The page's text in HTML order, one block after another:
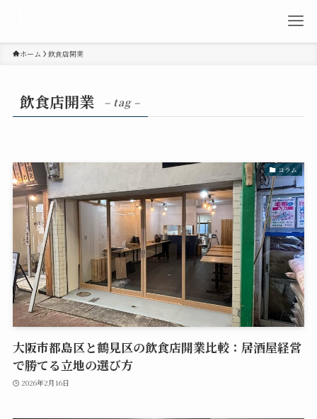
ホーム 飲食店開業
飲食店開業 – tag –
コラム
大阪市都島区と鶴見区の飲食店開業比較：居酒屋経営
で勝てる立地の選び方
2026年2月16日